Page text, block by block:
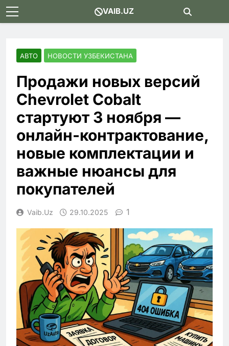
Skip
to
VAIB.UZ
АВТО НОВОСТИ УЗБЕКИСТАНА
Продажи новых версий
Chevrolet Cobalt
стартуют 3 ноября —
онлайн-контрактование,
новые комплектации и
важные нюансы для
покупателей
Vaib.uz 29.10.2025 1